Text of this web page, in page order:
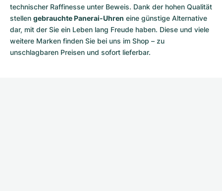
technischer Raffinesse unter Beweis. Dank der hohen Qualität
stellen gebrauchte Panerai-Uhren eine günstige Alternative
dar, mit der Sie ein Leben lang Freude haben. Diese und viele
weitere Marken finden Sie bei uns im Shop – zu
unschlagbaren Preisen und sofort lieferbar.